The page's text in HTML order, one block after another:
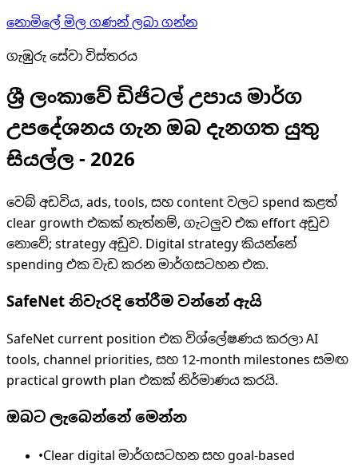
නොමිලේ මිල ගණන් ලබා ගන්න
ගැඹුරු සේවා විස්තරය
ශ්‍රී ලංකාවේ ඩිජිටල් උපාය මාර්ග
උපදේශනය ගැන ඔබ දැනගත යුතු
සියල්ල - 2026
වෙබ් අඩවිය, ads, tools, සහ content වලට spend කළත්
clear growth එකක් නැත්නම්, ගැටලුව එක effort අඩුව
නොවේ; strategy අඩුව. Digital strategy කියන්නේ
spending එක වැඩ කරන මාර්ගසටහන එක.
SafeNet නිවැරදි තේරීම වන්නේ ඇයි
SafeNet current position එක විශ්ලේෂණය කරලා AI
tools, channel priorities, සහ 12-month milestones සමඟ
practical growth plan එකක් නිර්මාණය කරයි.
ඔබට ලැබෙන්නේ මෙන්න
•Clear digital මාර්ගසටහන සහ goal-based